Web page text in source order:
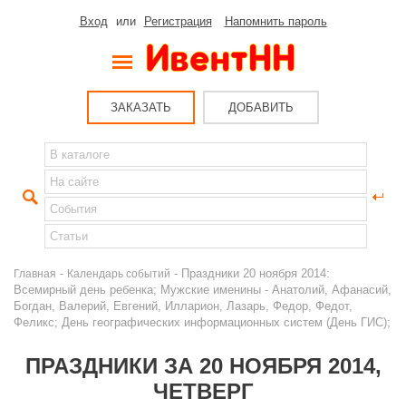
Вход или Регистрация Напомнить пароль
ЗАКАЗАТЬ ДОБАВИТЬ
Главная - Календарь событий - Праздники 20 ноября 2014:
Всемирный день ребенка; Мужские именины - Анатолий, Афанасий,
Богдан, Валерий, Евгений, Илларион, Лазарь, Федор, Федот,
Феликс; День географических информационных систем (День ГИС);
ПРАЗДНИКИ ЗА 20 НОЯБРЯ 2014,
ЧЕТВЕРГ